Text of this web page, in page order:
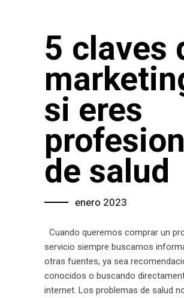
5 claves
si eres
de salud
enero 2023
Cuando queremos comprar un
servicio siempre buscamos
otras fuentes, ya sea
conocidos o buscando
internet. Los problemas de salud